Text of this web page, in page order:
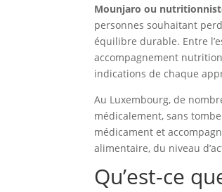
Mounjaro ou
personnes souhaitant
équilibre durable. Entre
accompagnement
indications de chaque
Au Luxembourg, de
médicalement, sans
médicament et
alimentaire, du niveau
Qu’est-ce